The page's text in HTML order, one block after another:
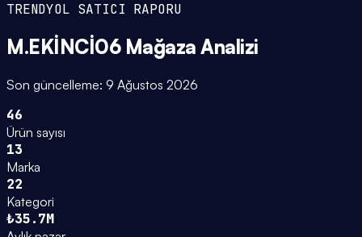
TRENDYOL SATICI RAPORU
M.EKİNCİ06 Mağaza Analizi
Son güncelleme: 9 Ağustos 2026
46
Ürün sayısı
13
Marka
22
Kategori
₺35.7M